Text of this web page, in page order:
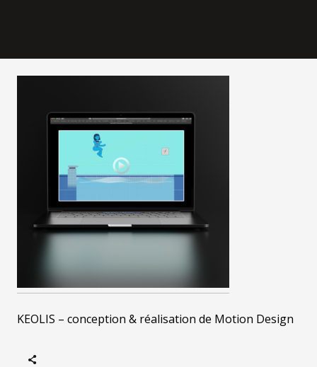
KEOLIS – conception & réalisation de Motion Design